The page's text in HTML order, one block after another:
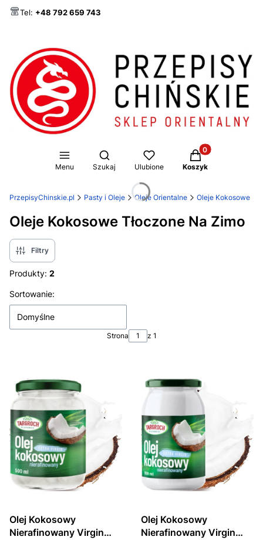
Tel: +48 792 659 743
Menu
Otwórz wyszukiwarkę
Szukaj Ulubione
Produkty w
Koszyk
PrzepisyChinskie.pl Pasty i Oleje Oleje Orientalne Oleje Kokosowe
Oleje Kokosowe Tłoczone Na Zimo
Filtry
Produkty: 2
Lista produktów
Sortowanie:
Domyślne
Strona z 1
Olej Kokosowy
Nierafinowany Virgin
Olej Kokosowy
Nierafinowany Virgin